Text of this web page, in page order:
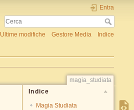
Entra
Ultime modifiche Gestore Media Indice
magia_studiata
Indice
Magia Studiata